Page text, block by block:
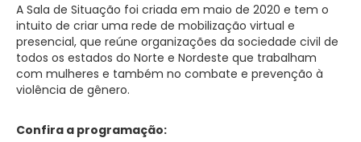
A Sala de Situação foi criada em maio de 2020 e tem o
intuito de criar uma rede de mobilização virtual e
presencial, que reúne organizações da sociedade civil de
todos os estados do Norte e Nordeste que trabalham
com mulheres e também no combate e prevenção à
violência de gênero.
Confira a programação: